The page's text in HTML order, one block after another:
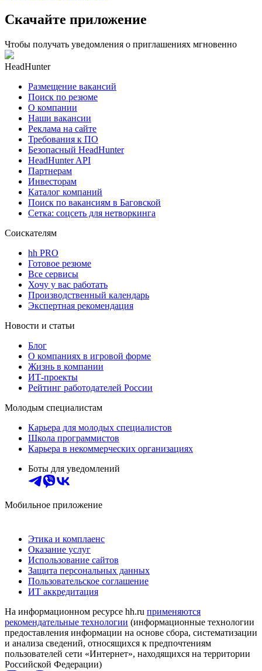
Скачайте приложение
Чтобы получать уведомления о приглашениях мгновенно
HeadHunter
Размещение вакансий
Поиск по резюме
О компании
Наши вакансии
Реклама на сайте
Требования к ПО
Безопасный HeadHunter
HeadHunter API
Партнерам
Инвесторам
Каталог компаний
Поиск по вакансиям в Баговской
Сетка: соцсеть для нетворкинга
Соискателям
hh PRO
Готовое резюме
Все сервисы
Хочу у вас работать
Производственный календарь
Экспертная рекомендация
Новости и статьи
Блог
О компаниях в игровой форме
Жизнь в компании
ИТ-проекты
Рейтинг работодателей России
Молодым специалистам
Карьера для молодых специалистов
Школа программистов
Карьера в некоммерческих организациях
Боты для уведомлений
Мобильное приложение
Этика и комплаенс
Оказание услуг
Использование сайтов
Защита персональных данных
Пользовательское соглашение
ИТ аккредитация
На информационном ресурсе hh.ru применяются
рекомендательные технологии (информационные технологии
предоставления информации на основе сбора, систематизации
и анализа сведений, относящихся к предпочтениям
пользователей сети «Интернет», находящихся на территории
Российской Федерации)